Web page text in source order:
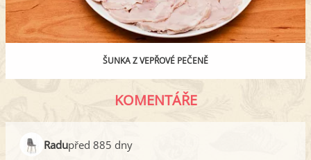
ŠUNKA Z VEPŘOVÉ PEČENĚ
KOMENTÁŘE
Radupřed 885 dny